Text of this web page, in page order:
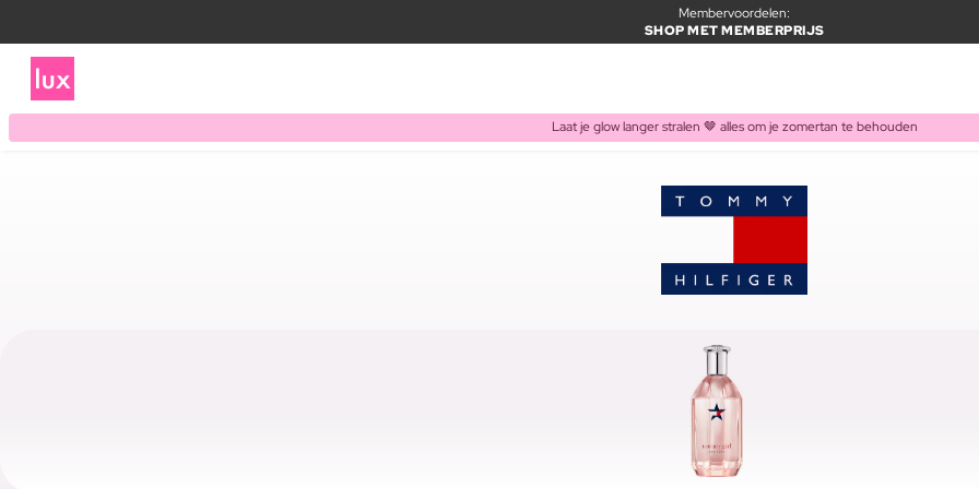
Membervoordelen:
SHOP MET MEMBERPRIJS
Laat je glow langer stralen 🤎 alles om je zomertan te behouden